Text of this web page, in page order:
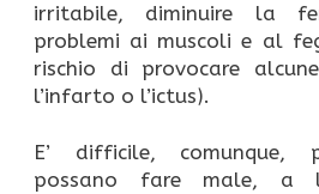
irritabile, diminuire la
problemi ai muscoli e al
rischio di provocare
l’infarto o l’ictus).
E’ difficile, comunque,
possano fare male, a